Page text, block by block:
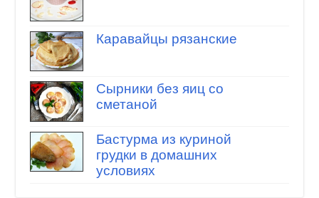
Каравайцы рязанские
Сырники без яиц со
сметаной
Бастурма из куриной
грудки в домашних
условиях